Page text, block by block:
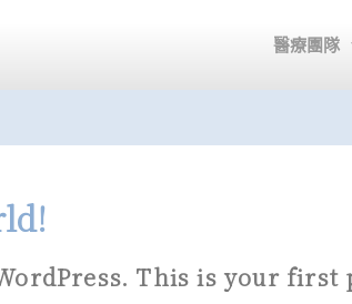
醫療團隊
This is your